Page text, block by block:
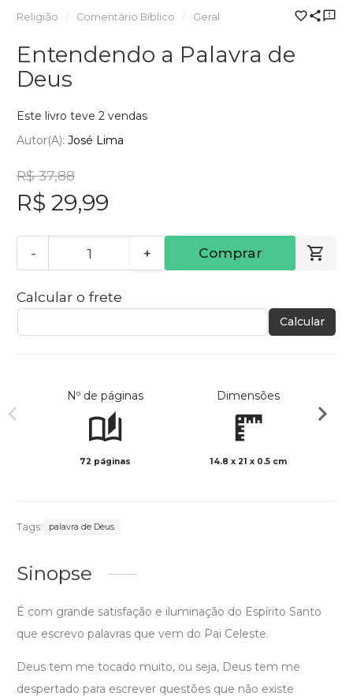
Religião Comentário Bíblico Geral
Entendendo a Palavra de
Deus
Este livro teve 2 vendas
Autor(a): José Lima
R$ 37,88
R$ 29,99
- + Comprar
Calcular o frete
Calcular
Nº de páginas
72 páginas
Dimensões
14.8 x 21 x 0.5 cm
Tags: palavra de Deus
Sinopse
É com grande satisfação e iluminação do Espírito Santo
que escrevo palavras que vem do Pai Celeste.
Deus tem me tocado muito, ou seja, Deus tem me
despertado para escrever questões que não existe